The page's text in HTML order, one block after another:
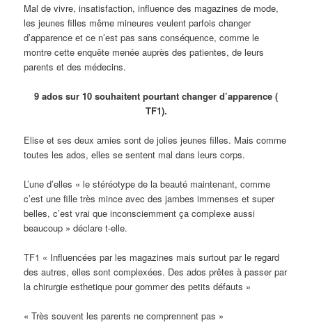
Mal de vivre, insatisfaction, influence des magazines de mode,
les jeunes filles même mineures veulent parfois changer
d’apparence et ce n’est pas sans conséquence, comme le
montre cette enquête menée auprès des patientes, de leurs
parents et des médecins.
9 ados sur 10 souhaitent pourtant changer d’apparence (
TF1).
Elise et ses deux amies sont de jolies jeunes filles. Mais comme
toutes les ados, elles se sentent mal dans leurs corps.
L’une d’elles « le stéréotype de la beauté maintenant, comme
c’est une fille très mince avec des jambes immenses et super
belles, c’est vrai que inconsciemment ça complexe aussi
beaucoup » déclare t-elle.
TF1 « Influencées par les magazines mais surtout par le regard
des autres, elles sont complexées. Des ados prêtes à passer par
la chirurgie esthetique pour gommer des petits défauts »
« Très souvent les parents ne comprennent pas »